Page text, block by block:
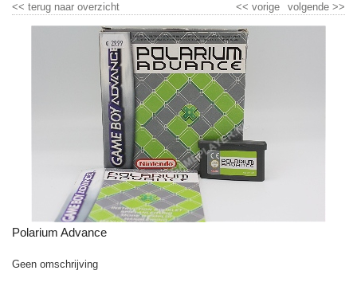
<< terug naar overzicht volgende >>
<< vorige
Polarium Advance
Geen omschrijving